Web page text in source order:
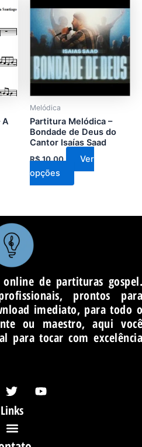
A
Melódica
Partitura Melódica –
Bondade de Deus do
Cantor Isaías Saad
R$10,00
Ver
opções
produto
tem
várias
variantes.
As
opções
escolhidas
na
página
do
produto
de partituras gospel.
prontos para
imediato, para todo o
ou maestro, aqui você
para tocar com excelência
T
w
i
t
e
Y
o
Links